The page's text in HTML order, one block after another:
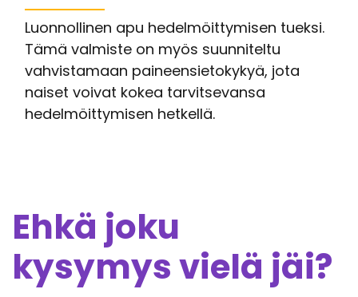
Luonnollinen apu hedelmöittymisen tueksi.
Tämä valmiste on myös suunniteltu
vahvistamaan paineensietokykyä, jota
naiset voivat kokea tarvitsevansa
hedelmöittymisen hetkellä.
Ehkä joku
kysymys vielä jäi?